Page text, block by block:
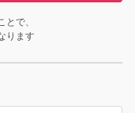
とで、
ります